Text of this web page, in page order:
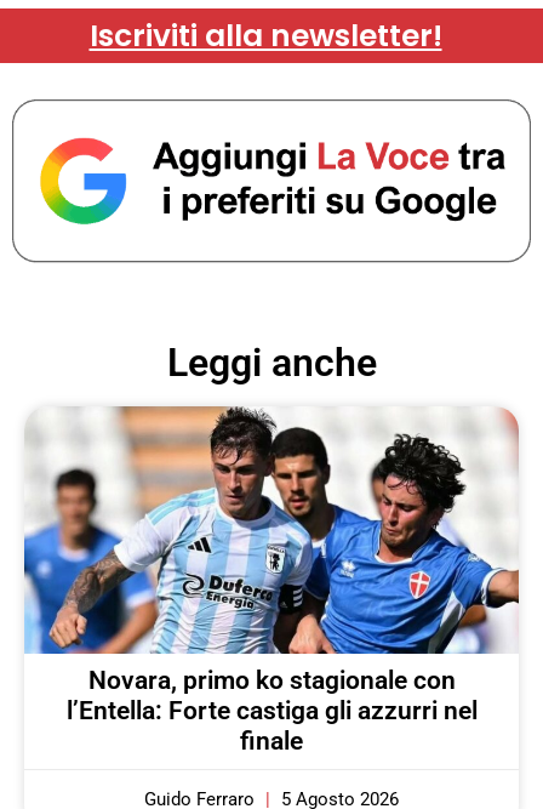
Iscriviti alla newsletter!
Leggi anche
Novara, primo ko stagionale con
l’Entella: Forte castiga gli azzurri nel
finale
Guido Ferraro 5 Agosto 2026